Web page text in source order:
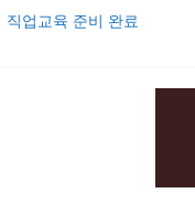
직업교육 준비 완료
항 초·중 구간마라톤대회
미래만들기